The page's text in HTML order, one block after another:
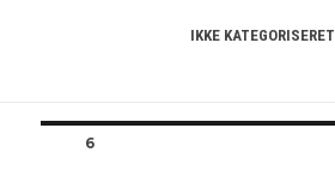
IKKE KATEGORISERET
Posts
PAGE6